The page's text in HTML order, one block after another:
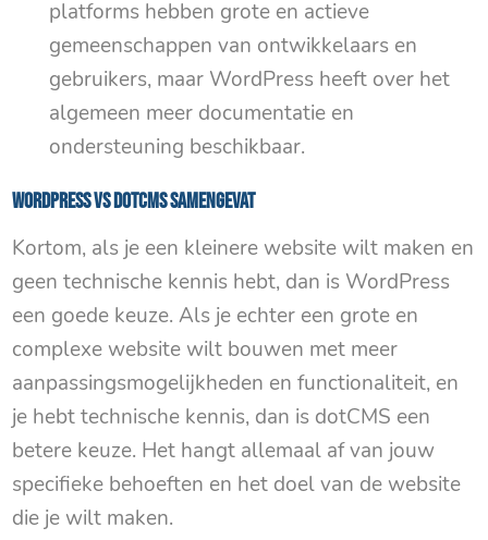
platforms hebben grote en actieve
gemeenschappen van ontwikkelaars en
gebruikers, maar WordPress heeft over het
algemeen meer documentatie en
ondersteuning beschikbaar.
WordPress VS dotCMS samengevat
Kortom, als je een kleinere website wilt maken en
geen technische kennis hebt, dan is WordPress
een goede keuze. Als je echter een grote en
complexe website wilt bouwen met meer
aanpassingsmogelijkheden en functionaliteit, en
je hebt technische kennis, dan is dotCMS een
betere keuze. Het hangt allemaal af van jouw
specifieke behoeften en het doel van de website
die je wilt maken.